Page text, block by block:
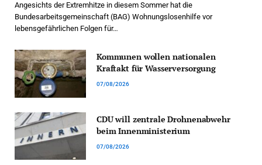
Angesichts der Extremhitze in diesem Sommer hat die
Bundesarbeitsgemeinschaft (BAG) Wohnungslosenhilfe vor
lebensgefährlichen Folgen für…
Kommunen wollen nationalen
Kraftakt für Wasserversorgung
07/08/2026
CDU will zentrale Drohnenabwehr
beim Innenministerium
07/08/2026